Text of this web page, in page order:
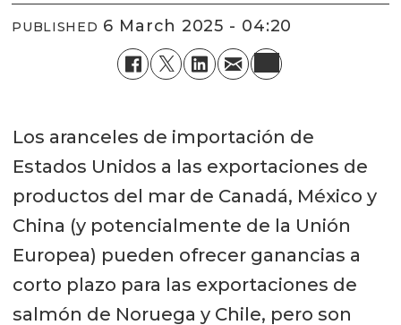
PUBLISHED 6 March 2025 - 04:20
Los aranceles de importación de
Estados Unidos a las exportaciones de
productos del mar de Canadá, México y
China (y potencialmente de la Unión
Europea) pueden ofrecer ganancias a
corto plazo para las exportaciones de
salmón de Noruega y Chile, pero son